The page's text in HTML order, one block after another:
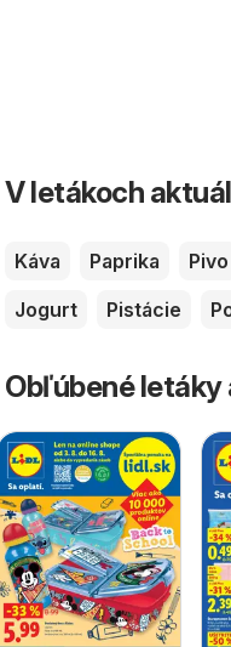
V letákoch
Káva Paprika Pivo
Jogurt
Pistácie
Obľúbené letáky